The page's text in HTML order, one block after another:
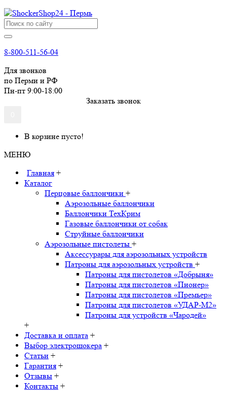
8-800-511-56-04
Для звонков
по Перми и РФ
Пн-пт 9:00-18:00
Заказать звонок
В корзине пусто!
МЕНЮ
Главная +
Каталог
Перцовые баллончики +
Аэрозольные баллончики
Баллончики ТехКрим
Газовые баллончики от собак
Струйные баллончики
Аэрозольные пистолеты +
Аксессурары для аэрозольных устройств
Патроны для аэрозольных устройств +
Патроны для пистолетов «Добрыня»
Патроны для пистолетов «Пионер»
Патроны для пистолетов «Премьер»
Патроны для пистолетов «УДАР-M2»
Патроны для устройств «Чародей»
+
Доставка и оплата +
Выбор электрошокера +
Статьи +
Гарантия +
Отзывы +
Контакты +